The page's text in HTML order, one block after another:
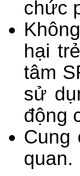
chức
hại
tâm
sử
động
Cung
quan.